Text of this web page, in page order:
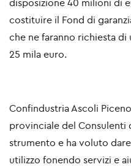
disposizione 40 milioni di
costituire il Fond di
che ne faranno richiesta di
25 mila euro.
Confindustria Ascoli
provinciale del Consulenti
strumento e ha voluto
utilizzo fonendo servizi e